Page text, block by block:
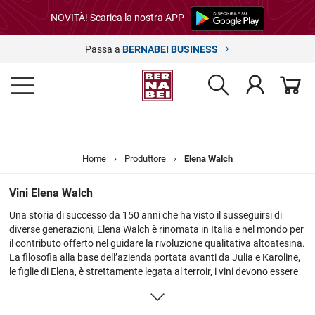
NOVITÀ! Scarica la nostra APP
Passa a BERNABEI BUSINESS
Home › Produttore › Elena Walch
Vini Elena Walch
Una storia di successo da 150 anni che ha visto il susseguirsi di
diverse generazioni, Elena Walch è rinomata in Italia e nel mondo per
il contributo offerto nel guidare la rivoluzione qualitativa altoatesina.
La filosofia alla base dell’azienda portata avanti da Julia e Karoline,
le figlie di Elena, è strettamente legata al terroir, i vini devono essere
svolto in vigna. Il vigneto deve essere rispettato perché la qualità